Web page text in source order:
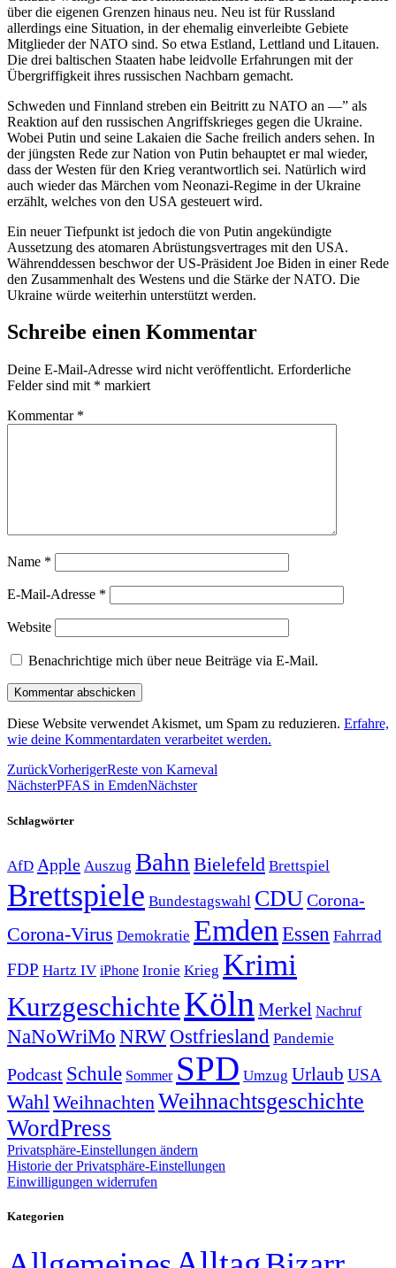
über die eigenen Grenzen hinaus neu. Neu ist für Russland
allerdings eine Situation, in der ehemalig einverleibte Gebiete
Mitglieder der NATO sind. So etwa Estland, Lettland und Litauen.
Die drei baltischen Staaten habe leidvolle Erfahrungen mit der
Übergriffigkeit ihres russischen Nachbarn gemacht.
Schweden und Finnland streben ein Beitritt zu NATO an —” als
Reaktion auf den russischen Angriffskrieges gegen die Ukraine.
Wobei Putin und seine Lakaien die Sache freilich anders sehen. In
der jüngsten Rede zur Nation von Putin behauptet er mal wieder,
dass der Westen für den Krieg verantwortlich sei. Natürlich wird
auch wieder das Märchen vom Neonazi-Regime in der Ukraine
erzählt, welches von den USA gesteuert wird.
Ein neuer Tiefpunkt ist jedoch die von Putin angekündigte
Aussetzung des atomaren Abrüstungsvertrages mit den USA.
Währenddessen beschwor der US-Präsident Joe Biden in einer Rede
den Zusammenhalt des Westens und die Stärke der NATO. Die
Ukraine würde weiterhin unterstützt werden.
Schreibe einen Kommentar
Deine E-Mail-Adresse wird nicht veröffentlicht. Erforderliche
Felder sind mit * markiert
Kommentar *
Name *
E-Mail-Adresse *
Website
Benachrichtige mich über neue Beiträge via E-Mail.
Diese Website verwendet Akismet, um Spam zu reduzieren. Erfahre,
wie deine Kommentardaten verarbeitet werden.
ZurückVorherigerReste von Karneval
NächsterPFAS in EmdenNächster
Schlagwörter
AfD Apple Auszug Bahn Bielefeld Brettspiel
Brettspiele Bundestagswahl CDUCorona-
Corona-Virus Demokratie Emden Essen Fahrrad
FDP Hartz IV iPhone Ironie Krieg Krimi
KurzgeschichteKöln Merkel Nachruf
NaNoWriMo NRWOstfriesland Pandemie
Podcast Schule Sommer SPD Umzug Urlaub USA
Wahl Weihnachten Weihnachtsgeschichte
WordPress
Privatsphäre-Einstellungen ändern
Historie der Privatsphäre-Einstellungen
Einwilligungen widerrufen
Kategorien